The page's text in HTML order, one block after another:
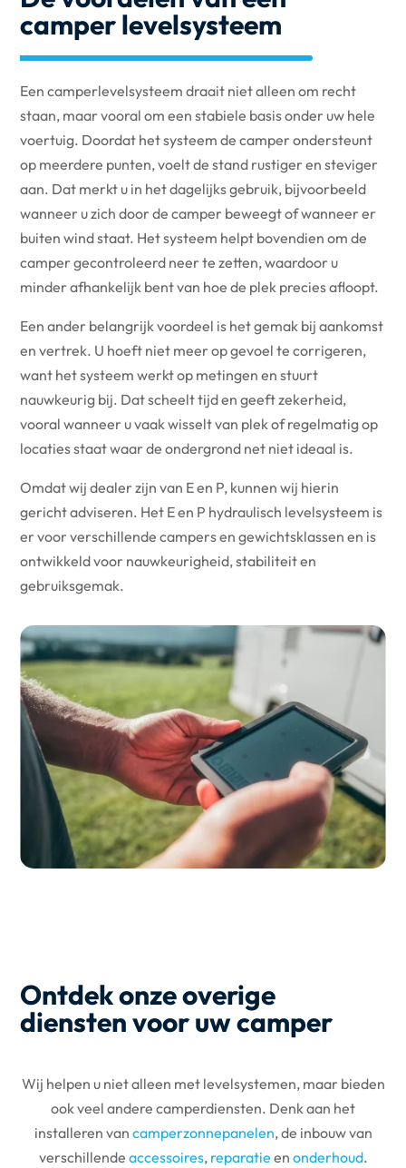
camper levelsysteem
Een camperlevelsysteem draait niet alleen om recht
staan, maar vooral om een stabiele basis onder uw hele
voertuig. Doordat het systeem de camper ondersteunt
op meerdere punten, voelt de stand rustiger en steviger
aan. Dat merkt u in het dagelijks gebruik, bijvoorbeeld
wanneer u zich door de camper beweegt of wanneer er
buiten wind staat. Het systeem helpt bovendien om de
camper gecontroleerd neer te zetten, waardoor u
minder afhankelijk bent van hoe de plek precies afloopt.
Een ander belangrijk voordeel is het gemak bij aankomst
en vertrek. U hoeft niet meer op gevoel te corrigeren,
want het systeem werkt op metingen en stuurt
nauwkeurig bij. Dat scheelt tijd en geeft zekerheid,
vooral wanneer u vaak wisselt van plek of regelmatig op
locaties staat waar de ondergrond net niet ideaal is.
Omdat wij dealer zijn van E en P, kunnen wij hierin
gericht adviseren. Het E en P hydraulisch levelsysteem is
er voor verschillende campers en gewichtsklassen en is
ontwikkeld voor nauwkeurigheid, stabiliteit en
gebruiksgemak.
Ontdek onze overige
diensten voor uw camper
Wij helpen u niet alleen met levelsystemen, maar bieden
ook veel andere camperdiensten. Denk aan het
installeren van camperzonnepanelen, de inbouw van
verschillende accessoires, reparatie en onderhoud.